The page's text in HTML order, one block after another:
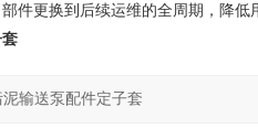
件更换到后续运维的全周期，降